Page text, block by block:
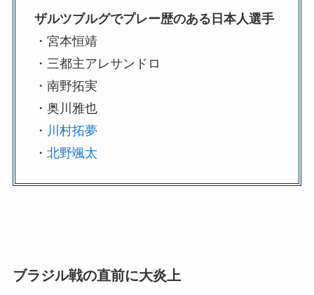
ザルツブルグでプレー歴のある日本人選手
・宮本恒靖
・三都主アレサンドロ
・南野拓実
・奥川雅也
・ 川村拓夢
・ 北野颯太
ブラジル戦の直前に大炎上